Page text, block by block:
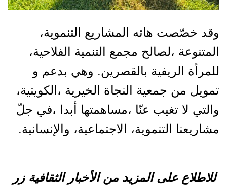
وقد خصّصت هاته المشاريع التنموية،
المتنوعة ،لصالح مجمع التنمية الفلاحية،
للمرأة الريفية بالقصرين. وهي بدعم و
تمويل من جمعية النجاة الخيرية ،الكويتية،
والتي لا تغيب عنّا ،مساهمتها أبدا ،في جلّ
مشاريعنا التنموية، الاجتماعية، والإنسانية.
للاطلاع على المزيد من الأخبار الثقافية زر